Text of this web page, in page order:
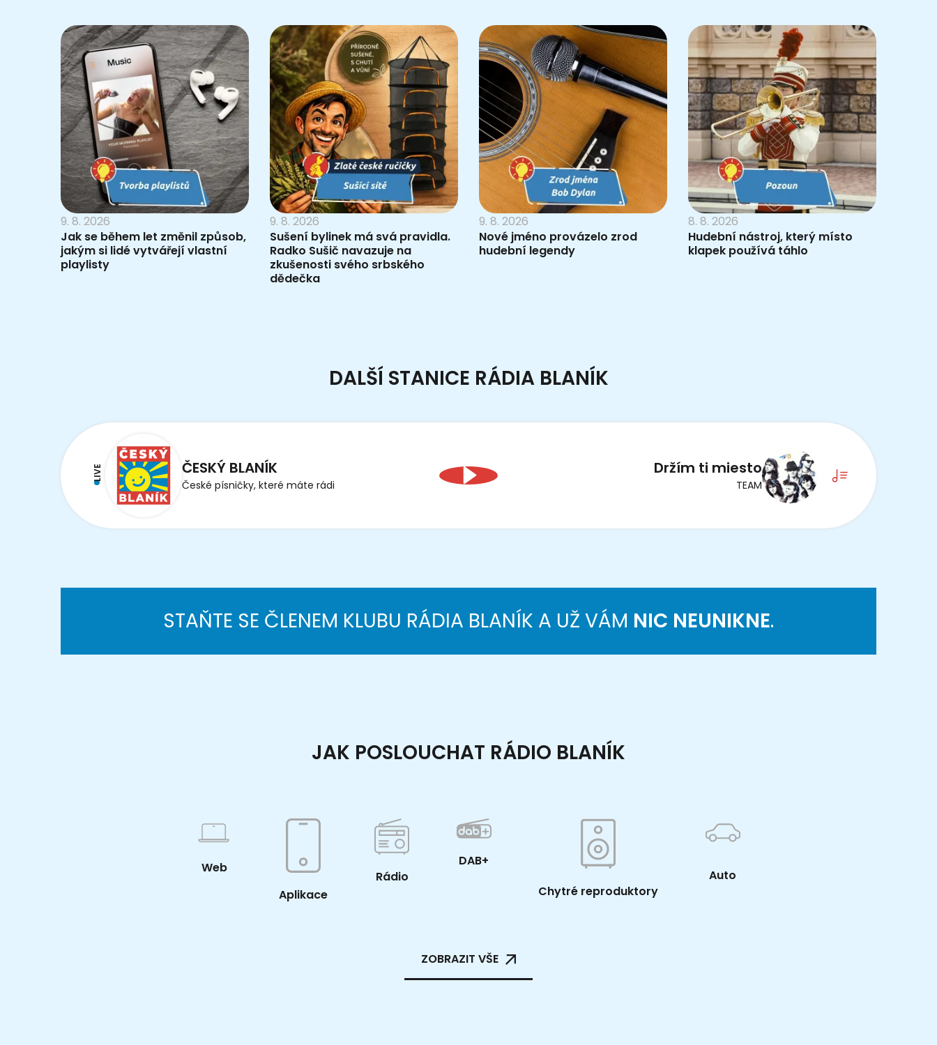
9. 8. 2026
Jak se během let změnil způsob,
jakým si lidé vytvářejí vlastní
playlisty
9. 8. 2026
Sušení bylinek má svá pravidla.
Radko Sušič navazuje na
zkušenosti svého srbského
dědečka
9. 8. 2026
Nové jméno provázelo zrod
hudební legendy
8. 8. 2026
Hudební nástroj, který místo
klapek používá táhlo
DALŠÍ STANICE RÁDIA BLANÍK
LIVE ČESKÝ BLANÍK
České písničky, které máte rádi
Držím ti miesto
TEAM
STAŇTE SE ČLENEM KLUBU RÁDIA BLANÍK A UŽ VÁM NIC NEUNIKNE.
JAK POSLOUCHAT RÁDIO BLANÍK
Web
Aplikace
Rádio
DAB+
Chytré reproduktory
Auto
ZOBRAZIT VŠE